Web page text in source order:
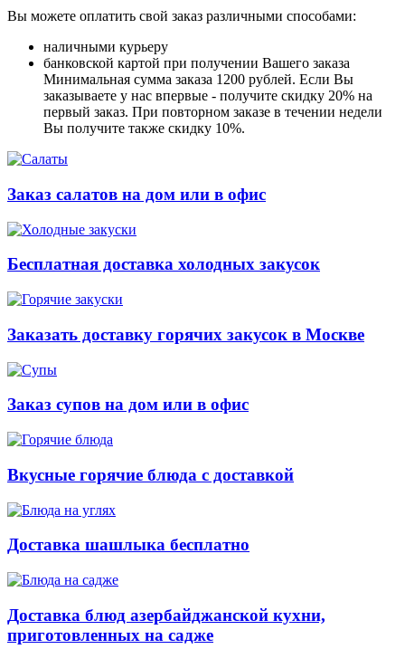
Вы можете оплатить свой заказ различными способами:
наличными курьеру
банковской картой при получении Вашего заказа
Минимальная сумма заказа 1200 рублей. Если Вы
заказываете у нас впервые - получите скидку 20% на
первый заказ. При повторном заказе в течении недели
Вы получите также скидку 10%.
Заказ салатов на дом или в офис
Бесплатная доставка холодных закусок
Заказать доставку горячих закусок в Москве
Заказ супов на дом или в офис
Вкусные горячие блюда с доставкой
Доставка шашлыка бесплатно
Доставка блюд азербайджанской кухни,
приготовленных на садже